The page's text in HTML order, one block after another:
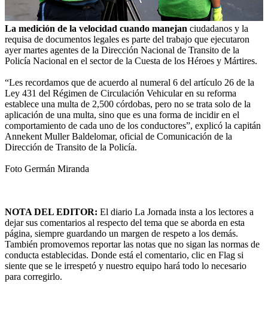
La medición de la velocidad cuando manejan ciudadanos y la
requisa de documentos legales es parte del trabajo que ejecutaron
ayer martes agentes de la Dirección Nacional de Transito de la
Policía Nacional en el sector de la Cuesta de los Héroes y Mártires.
“Les recordamos que de acuerdo al numeral 6 del artículo 26 de la
Ley 431 del Régimen de Circulación Vehicular en su reforma
establece una multa de 2,500 córdobas, pero no se trata solo de la
aplicación de una multa, sino que es una forma de incidir en el
comportamiento de cada uno de los conductores”, explicó la capitán
Annekent Muller Baldelomar, oficial de Comunicación de la
Dirección de Transito de la Policía.
Foto Germán Miranda
NOTA DEL EDITOR: El diario La Jornada insta a los lectores a
dejar sus comentarios al respecto del tema que se aborda en esta
página, siempre guardando un margen de respeto a los demás.
También promovemos reportar las notas que no sigan las normas de
conducta establecidas. Donde está el comentario, clic en Flag si
siente que se le irrespetó y nuestro equipo hará todo lo necesario
para corregirlo.